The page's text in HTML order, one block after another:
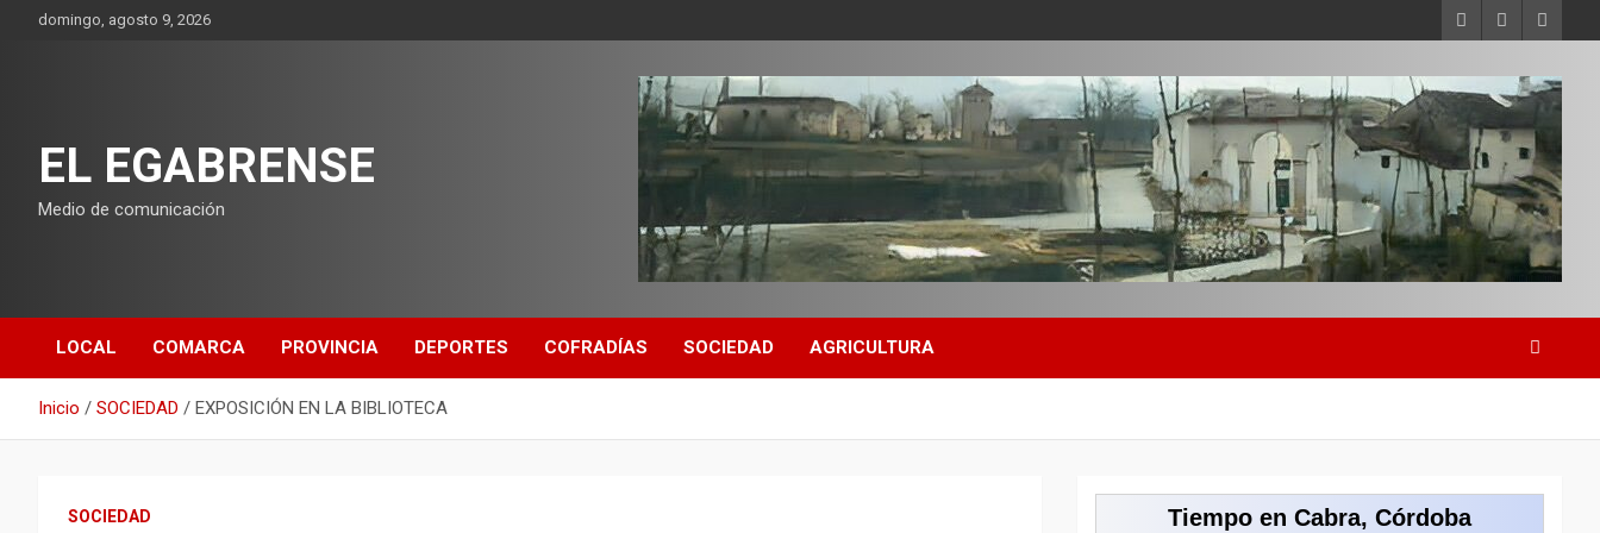
domingo, agosto 9, 2026
EL EGABRENSE
Medio de comunicación
LOCAL COMARCA PROVINCIA DEPORTES COFRADÍAS SOCIEDAD AGRICULTURA
Inicio SOCIEDAD EXPOSICIÓN EN LA BIBLIOTECA
SOCIEDAD Tiempo en Cabra, Córdoba